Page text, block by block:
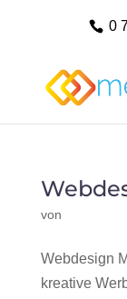
0
von
Webdesign
kreative